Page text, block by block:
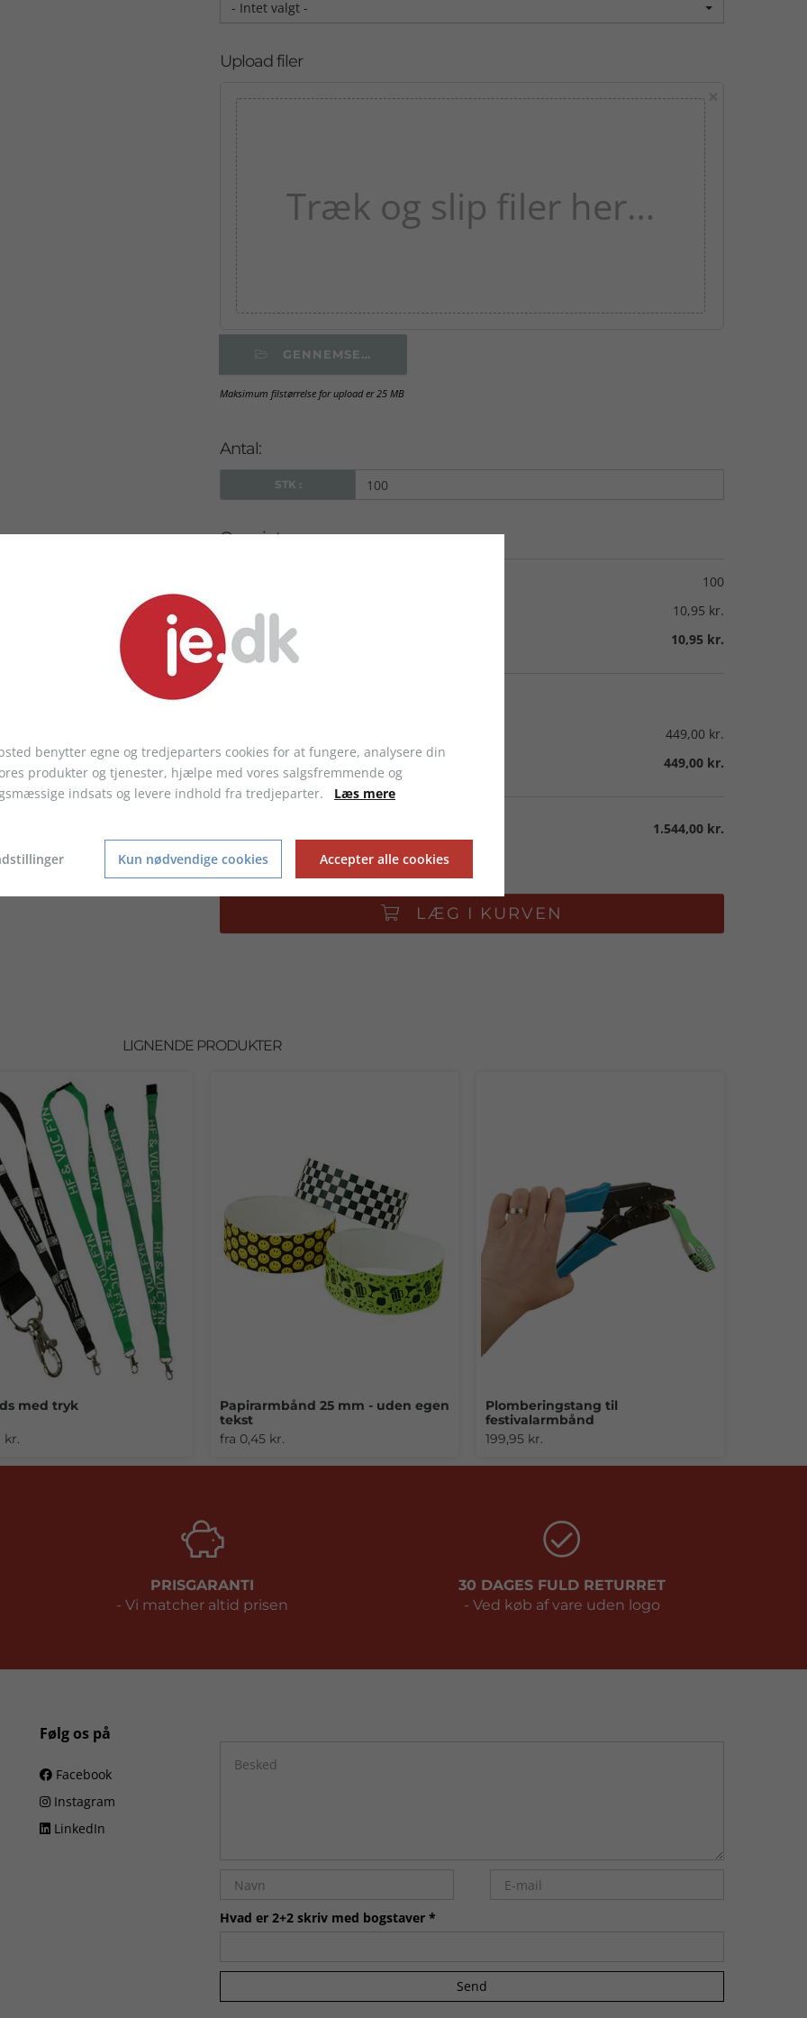
- Intet valgt -
Upload filer
Træk og slip filer her…
GENNEMSE…
Maksimum filstørrelse for upload er 25 MB
Antal:
STK :
Oversigt:
100
Pris pr. stk.
10,95 kr.
I alt pr. stk.:
10,95 kr.
449,00 kr.
I alt opstartsgebyr:
449,00 kr.
1.544,00 kr.
LÆG I KURVEN
LIGNENDE PRODUKTER
med tryk
kr.
+26
Papirarmbånd 25 mm - uden egen
tekst
fra 0,45 kr.
Plomberingstang til
festivalarmbånd
199,95 kr.
PRISGARANTI
- Vi matcher altid prisen
30 DAGES FULD RETURRET
- Ved køb af vare uden logo
Følg os på
Facebook
Instagram
LinkedIn
Hvad er 2+2 skriv med bogstaver *
Send
benytter egne og tredjeparters cookies for at fungere, analysere din
produkter og tjenester, hjælpe med vores salgsfremmende og
indsats og levere indhold fra tredjeparter. Læs mere
Kun nødvendige cookies Accepter alle cookies